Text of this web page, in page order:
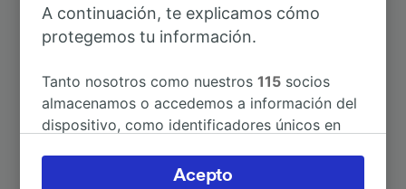
A Erfurt 1h 15min
A Erfurt Hbf 1h 15min
A Leipzig-Plagwitz 45min
A Aeropuerto Múnich
A continuación, te explicamos cómo
protegemos tu información.
Tanto nosotros como nuestros115 socios
almacenamos o accedemos a información del
dispositivo, como identificadores únicos en
Puedes aceptar o administrar tus preferencias
Acepto